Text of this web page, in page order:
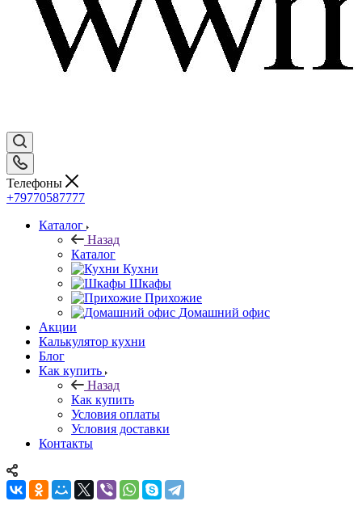
Телефоны
+79770587777
Каталог
Назад
Каталог
Кухни
Шкафы
Прихожие
Домашний офис
Акции
Калькулятор кухни
Блог
Как купить
Назад
Как купить
Условия оплаты
Условия доставки
Контакты